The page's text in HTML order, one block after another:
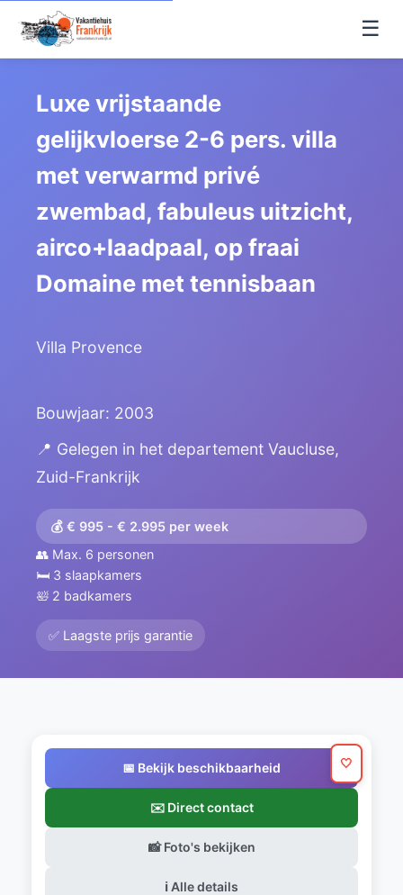
☰
Luxe vrijstaande
gelijkvloerse 2-6 pers. villa
met verwarmd privé
zwembad, fabuleus uitzicht,
airco+laadpaal, op fraai
Domaine met tennisbaan
Villa Provence
Bouwjaar: 2003
📍 Gelegen in het departement Vaucluse,
Zuid-Frankrijk
💰 € 995 - € 2.995 per week
👥 Max. 6 personen
🛏️ 3 slaapkamers
🛀 2 badkamers
✅ Laagste prijs garantie
📅 Bekijk beschikbaarheid
✉️ Direct contact
📸 Foto's bekijken
ℹ️ Alle details
🤍